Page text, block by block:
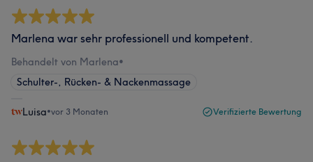
Marlena war sehr professionell und kompetent.
Behandelt von Marlena•
Schulter-, Rücken- & Nackenmassage
Luisa•vor 3 Monaten Verifizierte Bewertung